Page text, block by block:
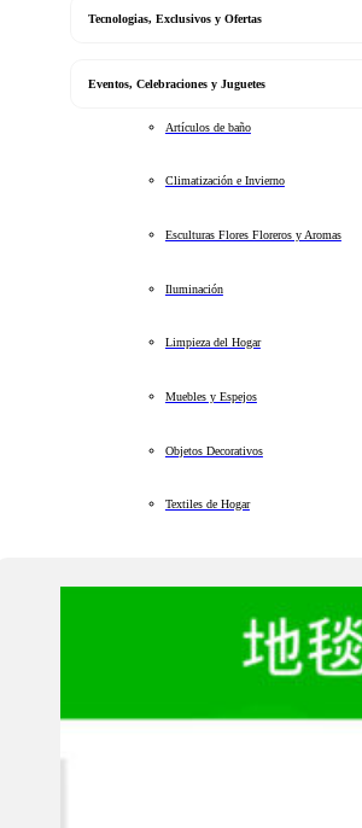
Tecnologias, Exclusivos y Ofertas
Eventos, Celebraciones y Juguetes
Artículos de baño
Climatización e Invierno
Esculturas Flores Floreros y Aromas
Iluminación
Limpieza del Hogar
Muebles y Espejos
Objetos Decorativos
Textiles de Hogar